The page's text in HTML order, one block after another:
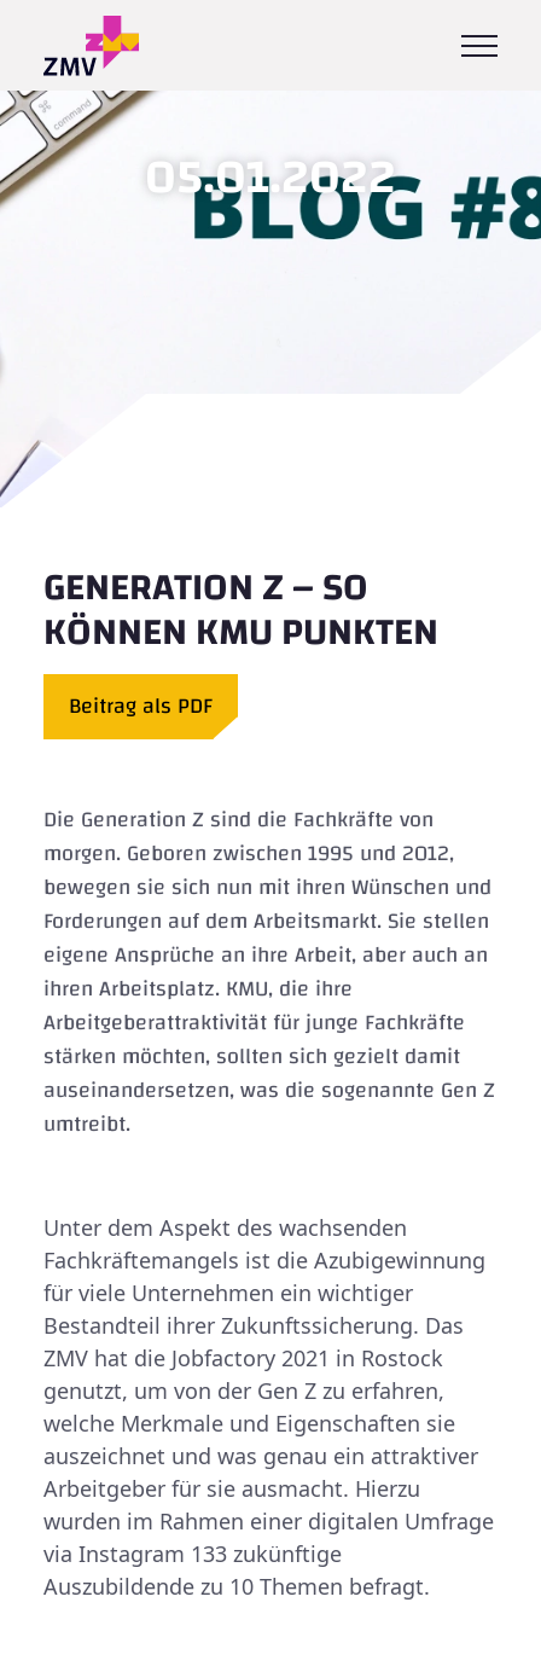
05.01.2022
GENERATION Z – SO
KÖNNEN KMU PUNKTEN
Beitrag als PDF
Die Generation Z sind die Fachkräfte von
morgen. Geboren zwischen 1995 und 2012,
bewegen sie sich nun mit ihren Wünschen und
Forderungen auf dem Arbeitsmarkt. Sie stellen
eigene Ansprüche an ihre Arbeit, aber auch an
ihren Arbeitsplatz. KMU, die ihre
Arbeitgeberattraktivität für junge Fachkräfte
stärken möchten, sollten sich gezielt damit
auseinandersetzen, was die sogenannte Gen Z
umtreibt.
Unter dem Aspekt des wachsenden
Fachkräftemangels ist die Azubigewinnung
für viele Unternehmen ein wichtiger
Bestandteil ihrer Zukunftssicherung. Das
ZMV hat die Jobfactory 2021 in Rostock
genutzt, um von der Gen Z zu erfahren,
welche Merkmale und Eigenschaften sie
auszeichnet und was genau ein attraktiver
Arbeitgeber für sie ausmacht. Hierzu
wurden im Rahmen einer digitalen Umfrage
via Instagram 133 zukünftige
Auszubildende zu 10 Themen befragt.